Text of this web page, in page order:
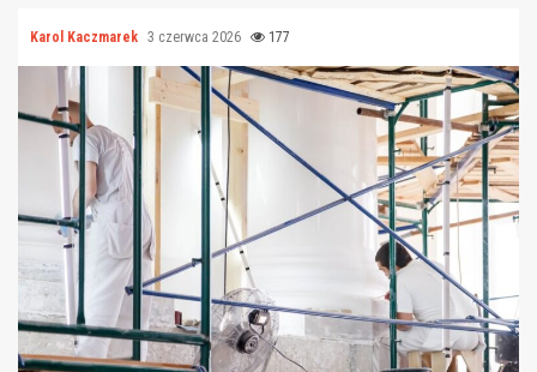
Karol Kaczmarek 3 czerwca 2026 177